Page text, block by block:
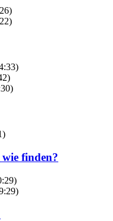
finden?